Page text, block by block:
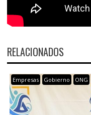
RELACIONADOS
Empresas Gobierno ONG